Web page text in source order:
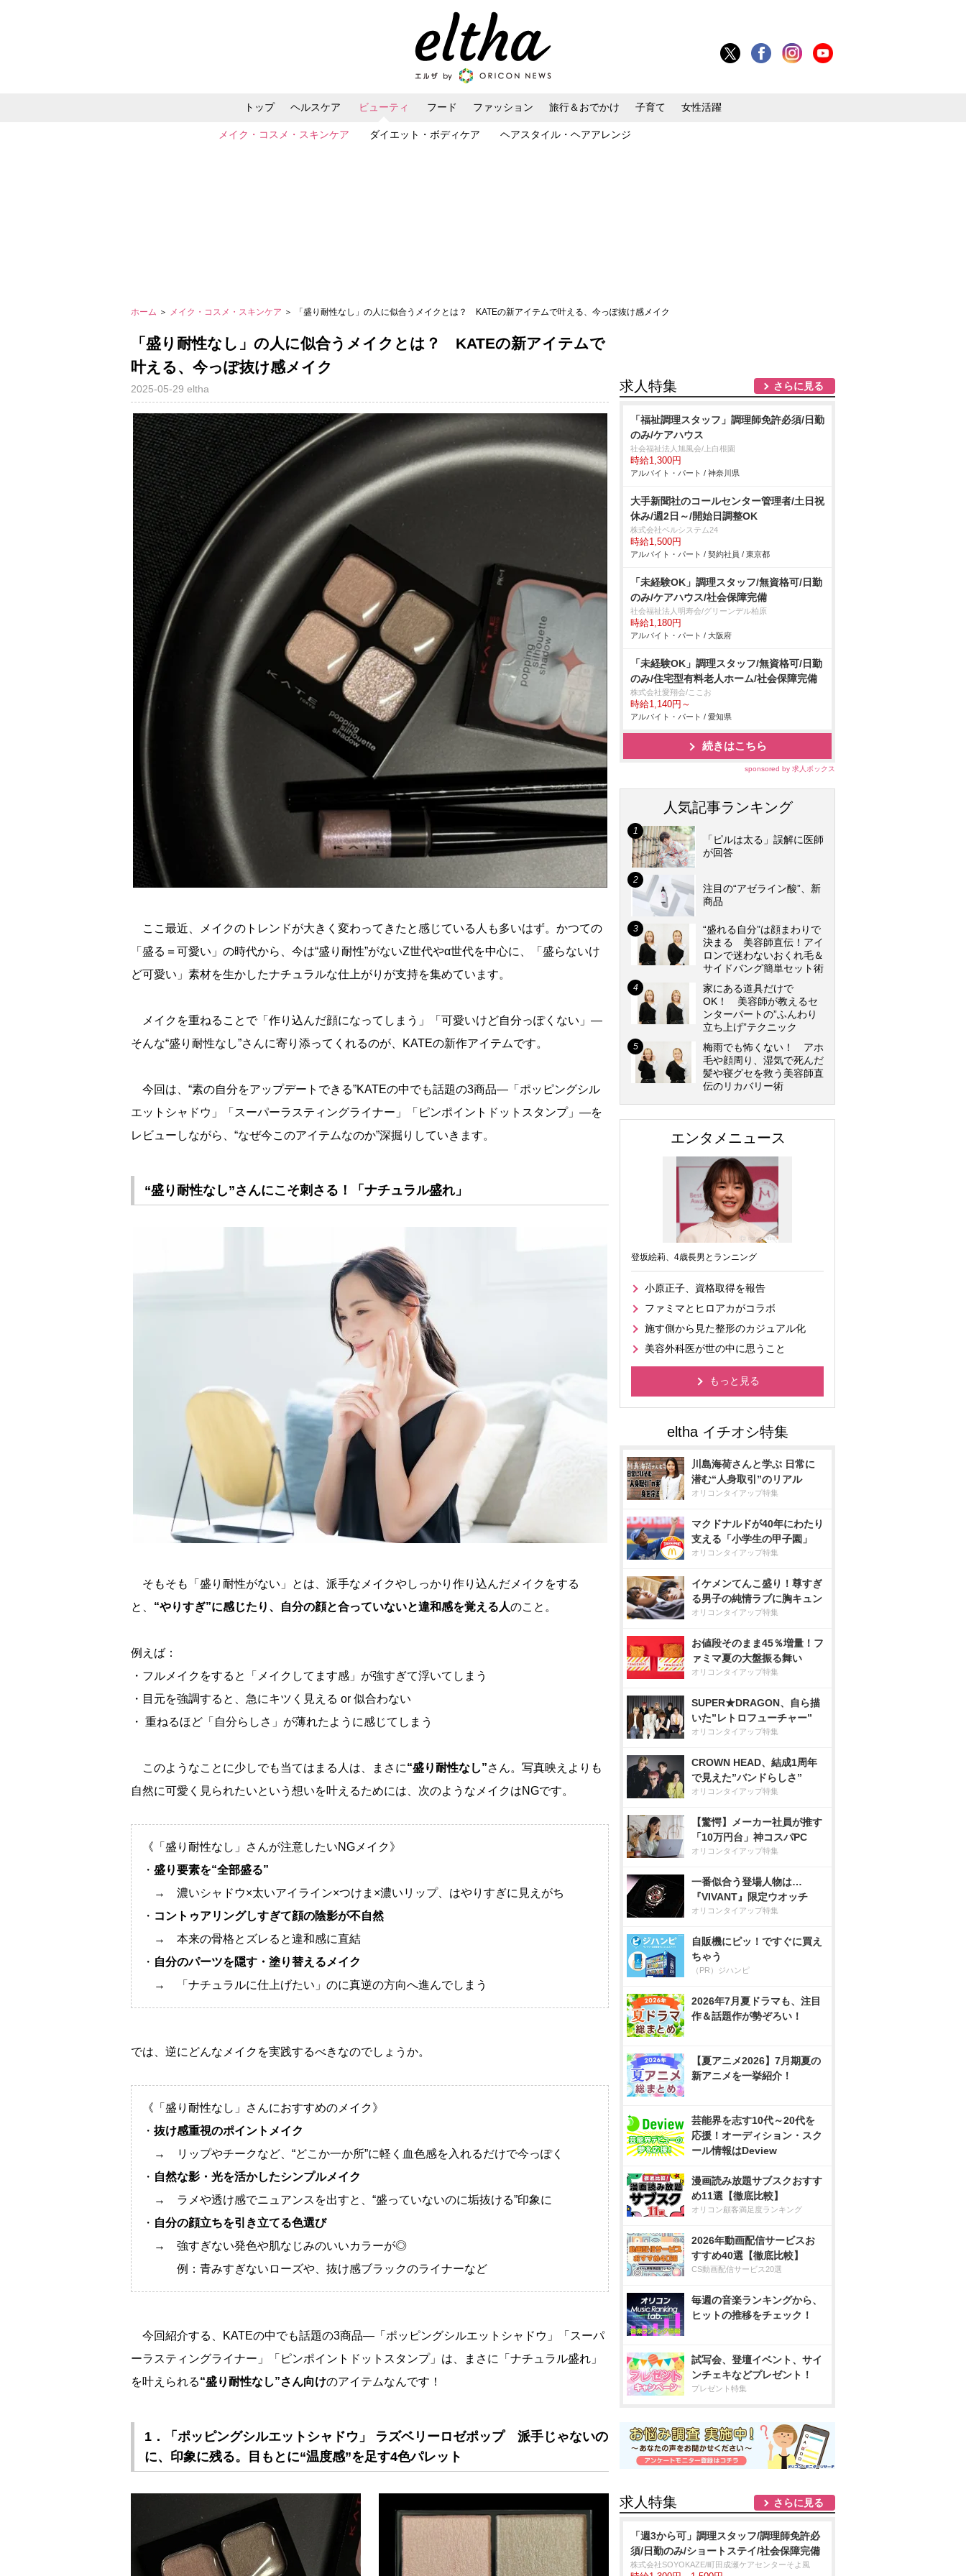
トップ ヘルスケア ビューティ
メイク・コスメ・スキンケア ダイエット・ボディケア ヘアスタイル・ヘアアレンジ
フード ファッション 旅行＆おでかけ 子育て 女性活躍
ホーム ＞ メイク・コスメ・スキンケア ＞ 「盛り耐性なし」の人に似合うメイクとは？ KATEの新アイテムで叶える、今っぽ抜け感メイク
「盛り耐性なし」の人に似合うメイクとは？ KATEの新アイテムで
叶える、今っぽ抜け感メイク
2025-05-29 eltha
ここ最近、メイクのトレンドが大きく変わってきたと感じている人も多いはず。かつての
「盛る＝可愛い」の時代から、今は“盛り耐性”がないZ世代やα世代を中心に、「盛らないけ
ど可愛い」素材を生かしたナチュラルな仕上がりが支持を集めています。
メイクを重ねることで「作り込んだ顔になってしまう」「可愛いけど自分っぽくない」―
そんな“盛り耐性なし”さんに寄り添ってくれるのが、KATEの新作アイテムです。
今回は、“素の自分をアップデートできる”KATEの中でも話題の3商品―「ポッピングシル
エットシャドウ」「スーパーラスティングライナー」「ピンポイントドットスタンプ」―を
レビューしながら、“なぜ今このアイテムなのか”深掘りしていきます。
“盛り耐性なし”さんにこそ刺さる！「ナチュラル盛れ」
そもそも「盛り耐性がない」とは、派手なメイクやしっかり作り込んだメイクをする
と、 “やりすぎ”に感じたり、自分の顔と合っていないと違和感を覚える人のこと。
例えば：
・フルメイクをすると「メイクしてます感」が強すぎて浮いてしまう
・目元を強調すると、急にキツく見える or 似合わない
・ 重ねるほど「自分らしさ」が薄れたように感じてしまう
このようなことに少しでも当てはまる人は、まさに“盛り耐性なし”さん。写真映えよりも
自然に可愛く見られたいという想いを叶えるためには、次のようなメイクはNGです。
《「盛り耐性なし」さんが注意したいNGメイク》
・ 盛り要素を“全部盛る”
→ 濃いシャドウ×太いアイライン×つけま×濃いリップ、はやりすぎに見えがち
・ コントゥアリングしすぎて顔の陰影が不自然
→ 本来の骨格とズレると違和感に直結
・ 自分のパーツを隠す・塗り替えるメイク
→ 「ナチュラルに仕上げたい」のに真逆の方向へ進んでしまう
では、逆にどんなメイクを実践するべきなのでしょうか。
《「盛り耐性なし」さんにおすすめのメイク》
・ 抜け感重視のポイントメイク
→ リップやチークなど、“どこか一か所”に軽く血色感を入れるだけで今っぽく
・ 自然な影・光を活かしたシンプルメイク
→ ラメや透け感でニュアンスを出すと、“盛っていないのに垢抜ける”印象に
・ 自分の顔立ちを引き立てる色選び
→ 強すぎない発色や肌なじみのいいカラーが◎
例：青みすぎないローズや、抜け感ブラックのライナーなど
今回紹介する、KATEの中でも話題の3商品―「ポッピングシルエットシャドウ」「スーパ
ーラスティングライナー」「ピンポイントドットスタンプ」は、まさに「ナチュラル盛れ」
を叶えられる“盛り耐性なし”さん向けのアイテムなんです！
1．「ポッピングシルエットシャドウ」 ラズベリーロゼポップ 派手じゃないの
に、印象に残る。目もとに“温度感”を足す4色パレット
求人特集 さらに見る
「福祉調理スタッフ」調理師免許必須/日勤
のみ/ケアハウス
社会福祉法人旭風会/上白根園
時給1,300円
アルバイト・パート / 神奈川県
大手新聞社のコールセンター管理者/土日祝
休み/週2日～/開始日調整OK
株式会社ベルシステム24
時給1,500円
アルバイト・パート / 契約社員 / 東京都
「未経験OK」調理スタッフ/無資格可/日勤
のみ/ケアハウス/社会保障完備
社会福祉法人明寿会/グリーンデル柏原
時給1,180円
アルバイト・パート / 大阪府
「未経験OK」調理スタッフ/無資格可/日勤
のみ/住宅型有料老人ホーム/社会保障完備
株式会社愛翔会/ここお
時給1,140円～
アルバイト・パート / 愛知県
続きはこちら
sponsored by 求人ボックス
人気記事ランキング
「ピルは太る」誤解に医師
が回答
注目の“アゼライン酸”、新
商品
“盛れる自分”は顔まわりで
決まる 美容師直伝！アイ
ロンで迷わないおくれ毛＆
サイドバング簡単セット術
家にある道具だけで
OK！ 美容師が教えるセ
ンターパートの”ふんわり
立ち上げ”テクニック
梅雨でも怖くない！ アホ
毛や顔周り、湿気で死んだ
髪や寝グセを救う美容師直
伝のリカバリー術
エンタメニュース
登坂絵莉、4歳長男とランニング
小原正子、資格取得を報告
ファミマとヒロアカがコラボ
施す側から見た整形のカジュアル化
美容外科医が世の中に思うこと
もっと見る
川島海荷さんと学ぶ 日常に
潜む“人身取引”のリアル
オリコンタイアップ特集
マクドナルドが40年にわたり
支える「小学生の甲子園」
オリコンタイアップ特集
イケメンてんこ盛り！尊すぎ
る男子の純情ラブに胸キュン
オリコンタイアップ特集
お値段そのまま45％増量！フ
ァミマ夏の大盤振る舞い
オリコンタイアップ特集
SUPER★DRAGON、自ら描
いた”レトロフューチャー”
オリコンタイアップ特集
CROWN HEAD、結成1周年
で見えた”バンドらしさ”
オリコンタイアップ特集
【驚愕】メーカー社員が推す
「10万円台」神コスパPC
オリコンタイアップ特集
一番似合う登場人物は…
『VIVANT』限定ウオッチ
オリコンタイアップ特集
自販機にピッ！ですぐに買え
ちゃう
（PR）ジハンピ
2026年7月夏ドラマも、注目
作＆話題作が勢ぞろい！
【夏アニメ2026】7月期夏の
新アニメを一挙紹介！
芸能界を志す10代～20代を
応援！オーディション・スク
ール情報はDeview
漫画読み放題サブスクおすす
め11選【徹底比較】
オリコン顧客満足度ランキング
2026年動画配信サービスお
すすめ40選【徹底比較】
CS動画配信サービス20選
毎週の音楽ランキングから、
ヒットの推移をチェック！
試写会、登壇イベント、サイ
ンチェキなどプレゼント！
プレゼント特集
求人特集 さらに見る
「週3から可」調理スタッフ/調理師免許必
須/日勤のみ/ショートステイ/社会保障完備
株式会社SOYOKAZE/町田成瀬ケアセンターそよ風